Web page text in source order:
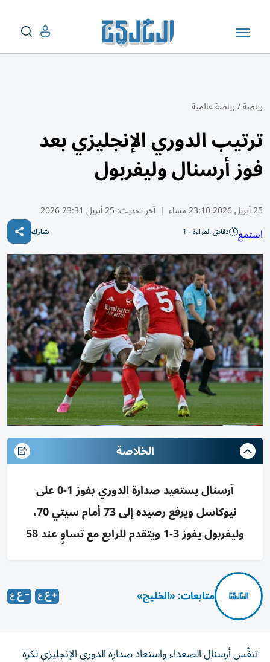
رياضة/رياضة عالمية
ترتيب الدوري الإنجليزي بعد
فوز أرسنال وليفربول
25 أبريل 2026 23:10 مساء | آخر تحديث:25 أبريل 23:31 2026
استمع دقائق القراءة - 1 شارك
الخلاصة
آرسنال يستعيد صدارة الدوري بفوز 1-0 على
نيوكاسل ويرفع رصيده إلى 73 أمام سيتي 70،
وليفربول يفوز 3-1 ويتقدم للرابع مع تساوٍ عند 58
متابعات: «الخليج»
تنفّس أرسنال الصعداء واستعاد صدارة الدوري الإنجليزي لكرة